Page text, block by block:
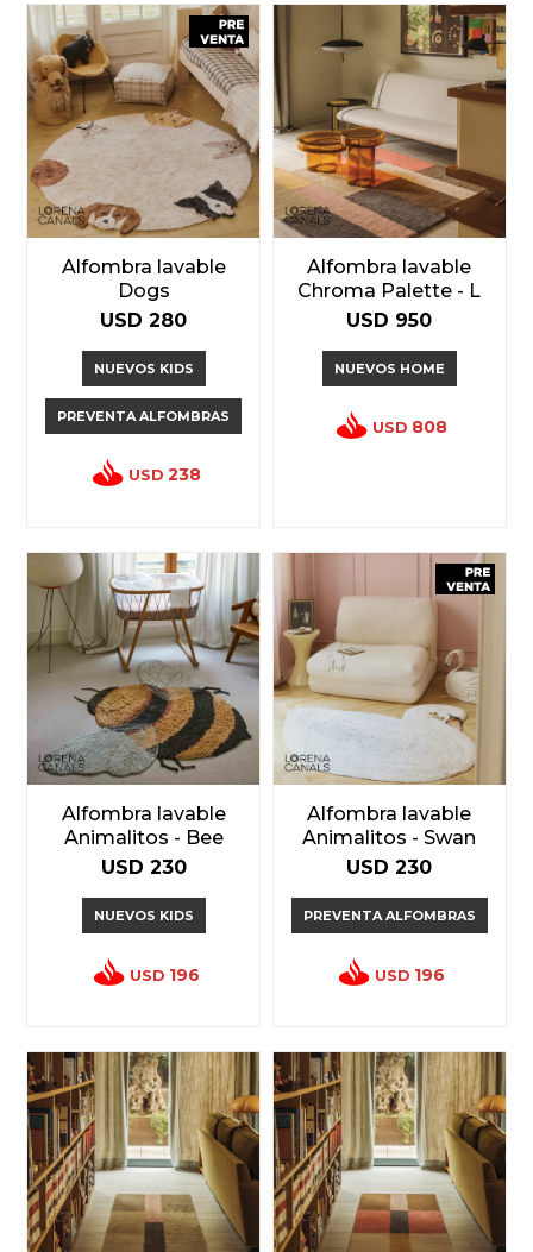
Alfombra lavable
Dogs
USD 280
NUEVOS KIDS
PREVENTA ALFOMBRAS
USD 238
Alfombra lavable
Chroma Palette - L
USD 950
NUEVOS HOME
USD 808
Alfombra lavable
Animalitos - Bee
USD 230
NUEVOS KIDS
USD 196
Alfombra lavable
Animalitos - Swan
USD 230
PREVENTA ALFOMBRAS
USD 196